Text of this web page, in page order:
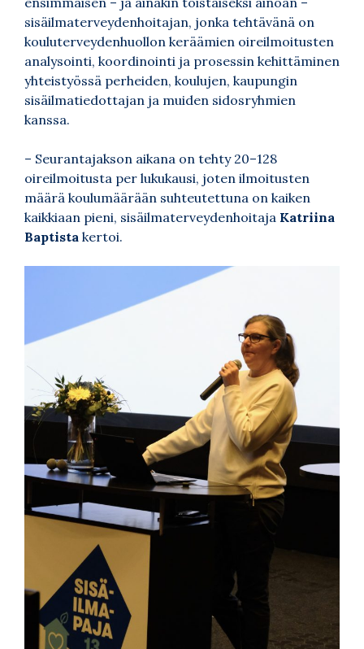
sisäilmaterveydenhoitajan, jonka tehtävänä on
kouluterveydenhuollon keräämien oireilmoitusten
analysointi, koordinointi ja prosessin kehittäminen
yhteistyössä perheiden, koulujen, kaupungin
sisäilmatiedottajan ja muiden sidosryhmien
kanssa.
– Seurantajakson aikana on tehty 20–128
oireilmoitusta per lukukausi, joten ilmoitusten
määrä koulumäärään suhteutettuna on kaiken
kaikkiaan pieni, sisäilmaterveydenhoitaja Katriina
Baptista kertoi.